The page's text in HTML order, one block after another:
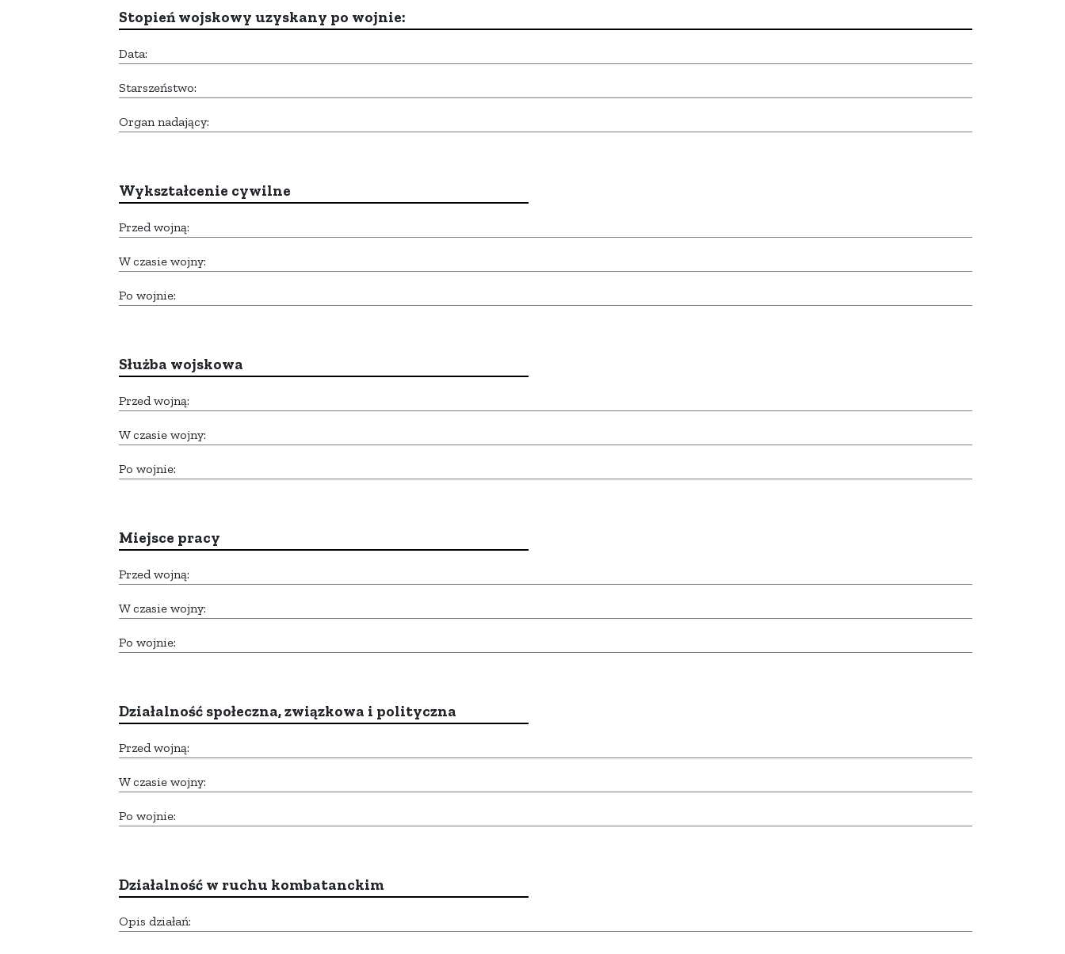
Stopień wojskowy uzyskany po wojnie:
Data:
Starszeństwo:
Organ nadający:
Wykształcenie cywilne
Przed wojną:
W czasie wojny:
Po wojnie:
Służba wojskowa
Przed wojną:
W czasie wojny:
Po wojnie:
Miejsce pracy
Przed wojną:
W czasie wojny:
Po wojnie:
Działalność społeczna, związkowa i polityczna
Przed wojną:
W czasie wojny:
Po wojnie:
Działalność w ruchu kombatanckim
Opis działań: